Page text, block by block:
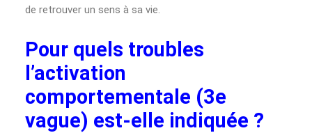
de retrouver un sens à sa vie.
Pour quels troubles
l’activation
comportementale (3e
vague) est-elle indiquée ?